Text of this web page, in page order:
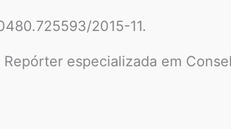
2015-11.
Repórter especializada em